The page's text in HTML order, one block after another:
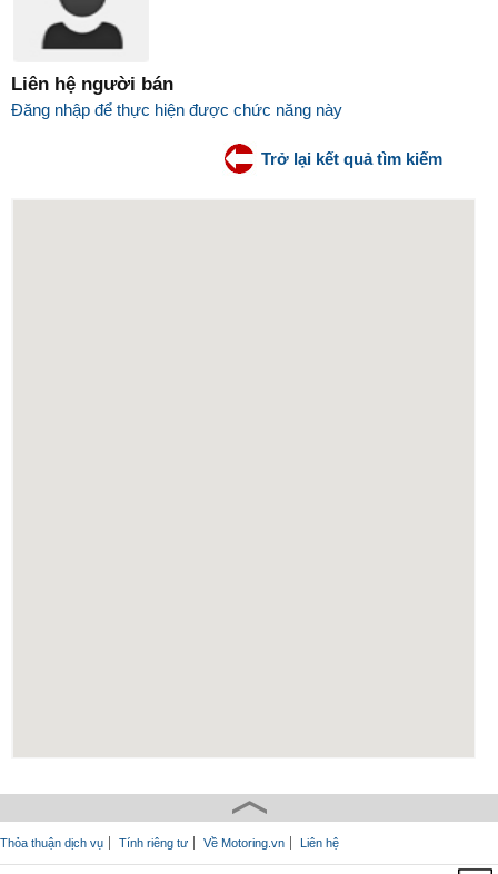
Liên hệ người bán
Đăng nhập để thực hiện được chức năng này
Trở lại kết quả tìm kiếm
Thỏa thuận dịch vụ Tính riêng tư Về Motoring.vn Liên hệ